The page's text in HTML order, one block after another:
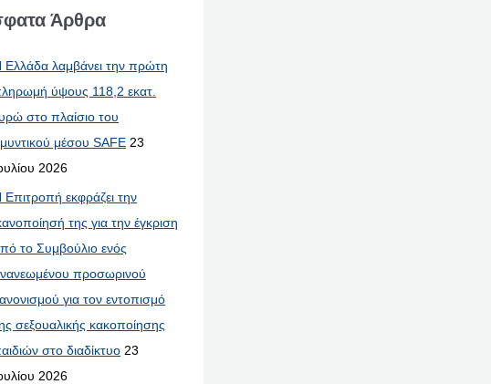
Άρθρα
Ελλάδα λαμβάνει την πρώτη
ύψους 118,2 εκατ.
στο πλαίσιο του
μέσου SAFE 23
2026
Επιτροπή εκφράζει την
της για την έγκριση
το Συμβούλιο ενός
προσωρινού
για τον εντοπισμό
σεξουαλικής κακοποίησης
στο διαδίκτυο 23
2026